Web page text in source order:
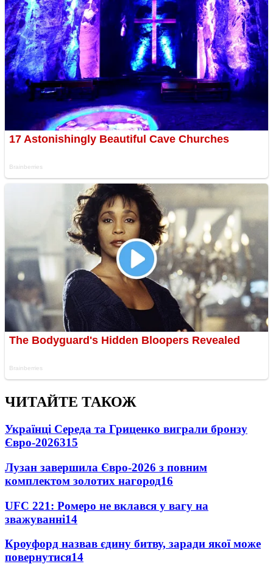
ЧИТАЙТЕ ТАКОЖ
Українці Середа та Гриценко виграли бронзу
Євро-2026315
Лузан завершила Євро-2026 з повним
комплектом золотих нагород16
UFC 221: Ромеро не вклався у вагу на
зважуванні14
Кроуфорд назвав єдину битву, заради якої може
повернутися14